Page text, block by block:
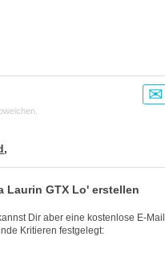
,
Laurin GTX Lo' erstellen
Dir aber eine kostenlose E-Mail
Kritieren festgelegt: